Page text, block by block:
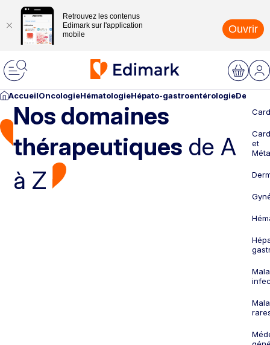
Retrouvez les contenus
Edimark sur l'application
mobile
Ouvrir
AccueilOncologieHématologieHépato-gastroentérologie
Nos domaines
thérapeutiques de A
à Z
et